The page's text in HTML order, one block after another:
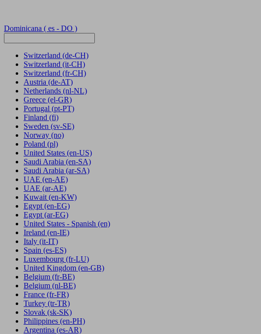
Dominicana ( es - DO )
Switzerland (de-CH)
Switzerland (it-CH)
Switzerland (fr-CH)
Austria (de-AT)
Netherlands (nl-NL)
Greece (el-GR)
Portugal (pt-PT)
Finland (fi)
Sweden (sv-SE)
Norway (no)
Poland (pl)
United States (en-US)
Saudi Arabia (en-SA)
Saudi Arabia (ar-SA)
UAE (en-AE)
UAE (ar-AE)
Kuwait (en-KW)
Egypt (en-EG)
Egypt(ar-EG)
United States - Spanish (en)
Ireland (en-IE)
Italy (it-IT)
Spain (es-ES)
Luxembourg (fr-LU)
United Kingdom (en-GB)
Belgium (fr-BE)
Belgium (nl-BE)
France (fr-FR)
Turkey (tr-TR)
Slovak (sk-SK)
Philippines (en-PH)
Argentina (es-AR)